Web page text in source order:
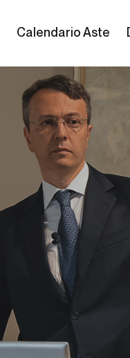
Calendario Aste